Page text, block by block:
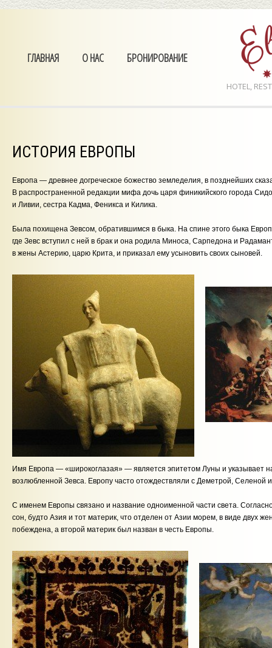
HOTEL,
ГЛАВНАЯ О НАС БРОНИРОВАНИЕ
ИСТОРИЯ ЕВРОПЫ
Европа — древнее догреческое божество земледелия, в позднейших
В распространенной редакции мифа дочь царя финикийского города
и Ливии, сестра Кадма, Феникса и Килика.
Была похищена Зевсом, обратившимся в быка. На спине этого быка
где Зевс вступил с ней в брак и она родила Миноса, Сарпедона и
в жены Астерию, царю Крита, и приказал ему усыновить своих сыновей.
Имя Европа — «широкоглазая» — является эпитетом Луны и указывает
возлюбленной Зевса. Европу часто отождествляли с Деметрой, Селеной
С именем Европы связано и название одноименной части света.
сон, будто Азия и тот материк, что отделен от Азии морем, в виде двух
побеждена, а второй материк был назван в честь Европы.